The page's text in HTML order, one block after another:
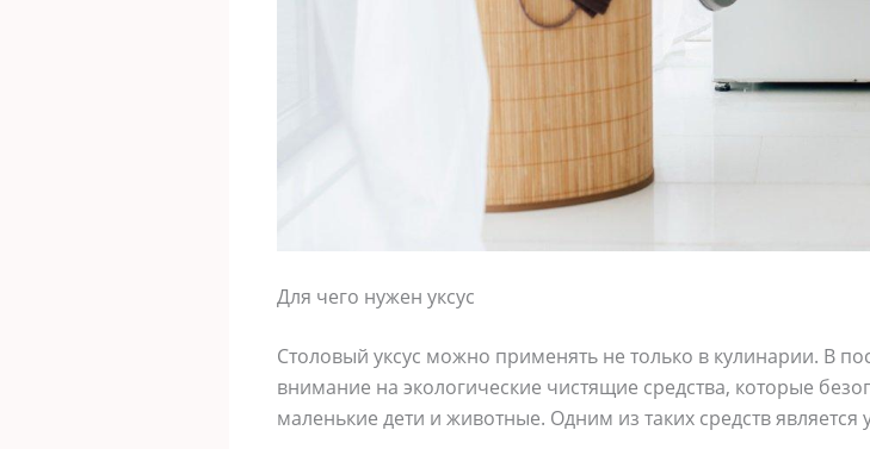
Для чего нужен уксус
Столовый уксус можно применять не только в кулинарии. В
внимание на экологические чистящие средства, которые
маленькие дети и животные. Одним из таких средств является